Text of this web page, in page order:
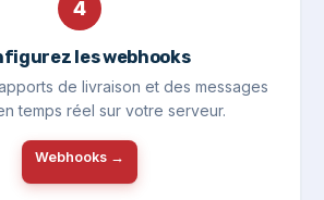
4
les webhooks
de livraison et des messages
temps réel sur votre serveur.
Webhooks →